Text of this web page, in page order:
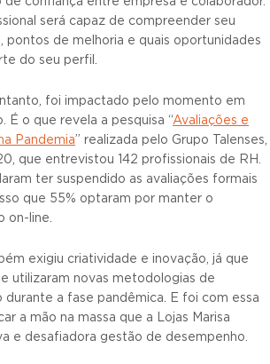
será capaz de compreender seu
pontos de melhoria e quais oportunidades
do seu perfil.
foi impactado pelo momento em
É o que revela a pesquisa “Avaliações e
Pandemia” realizada pelo Grupo Talenses,
que entrevistou 142 profissionais de RH.
ter suspendido as avaliações formais
que 55% optaram por manter o
on-line.
exigiu criatividade e inovação, já que
utilizaram novas metodologias de
durante a fase pandêmica. E foi com essa
a mão na massa que a Lojas Marisa
e desafiadora gestão de desempenho.